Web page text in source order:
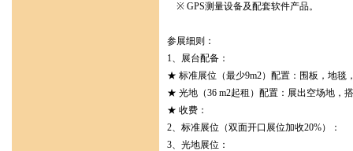
※ GPS测量设备及配套软件产品。
参展细则：
1、展台配备：
★ 标准展位（最少9m2）配置：围板，地毯
★ 光地（36 m2起租）配置：展出空场地，
★ 收费：
2、标准展位（双面开口展位
3、光地展位：